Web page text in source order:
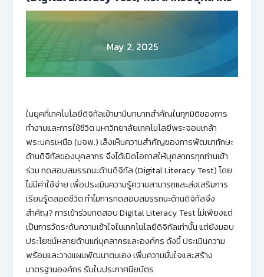
May 2, 2025
ในยุคที่เทคโนโลยีดิจิทัลเข้ามามีบทบาทสำคัญในทุกมิติของการ
ทำงานและการใช้ชีวิต มหาวิทยาลัยเทคโนโลยีพระจอมเกล้า
พระนครเหนือ (มจพ.) เล็งเห็นความสำคัญของการพัฒนาทักษะ
ด้านดิจิทัลของบุคลากร จึงได้เปิดโอกาสให้บุคลากรทุกท่านเข้า
ร่วม ทดสอบสมรรถนะด้านดิจิทัล (Digital Literacy Test) โดย
ไม่มีค่าใช้จ่าย เพื่อประเมินความรู้ความสามารถและส่งเสริมการ
เรียนรู้ตลอดชีวิต ทำไมการทดสอบสมรรถนะด้านดิจิทัลจึง
สำคัญ? การเข้าร่วมทดสอบ Digital Literacy Test ไม่เพียงแต่
เป็นการวัดระดับความเข้าใจในเทคโนโลยีดิจิทัลเท่านั้น แต่ยังมอบ
ประโยชน์หลายด้านแก่บุคลากรและองค์กร ดังนี้ ประเมินความ
พร้อมและวางแผนพัฒนาตนเอง เพิ่มความมั่นใจและสร้าง
มาตรฐานองค์กร รับใบประกาศนียบัตร